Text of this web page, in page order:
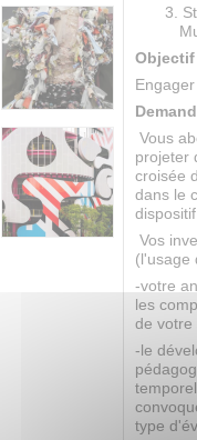
Objectif
Vous
projeter
croisée
dans le
Vos
(l'usage
-votre
les
de votre
-le
type